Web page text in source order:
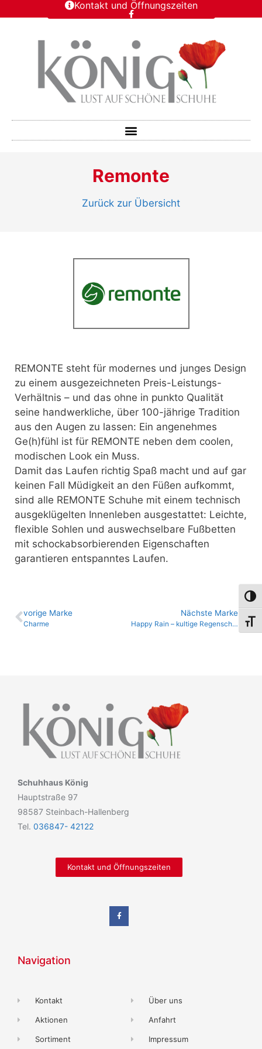
Kontakt und Öffnungszeiten
Remonte
Zurück zur Übersicht
REMONTE steht für modernes und junges Design
zu einem ausgezeichneten Preis-Leistungs-
Verhältnis – und das ohne in punkto Qualität
seine handwerkliche, über 100-jährige Tradition
aus den Augen zu lassen: Ein angenehmes
Ge(h)fühl ist für REMONTE neben dem coolen,
modischen Look ein Muss.
Damit das Laufen richtig Spaß macht und auf gar
keinen Fall Müdigkeit an den Füßen aufkommt,
sind alle REMONTE Schuhe mit einem technisch
ausgeklügelten Innenleben ausgestattet: Leichte,
flexible Sohlen und auswechselbare Fußbetten
mit schockabsorbierenden Eigenschaften
garantieren entspanntes Laufen.
vo­ri­ge Marke
Charme
Nächste Marke
Happy Rain – kultige Regenschirme
Schuhhaus König
Hauptstraße 97
98587 Steinbach-Hallenberg
Tel. 036847- 42122
Kontakt und Öffnungszeiten
Navigation
Kontakt
Aktionen
Sortiment
Über uns
Anfahrt
Impressum